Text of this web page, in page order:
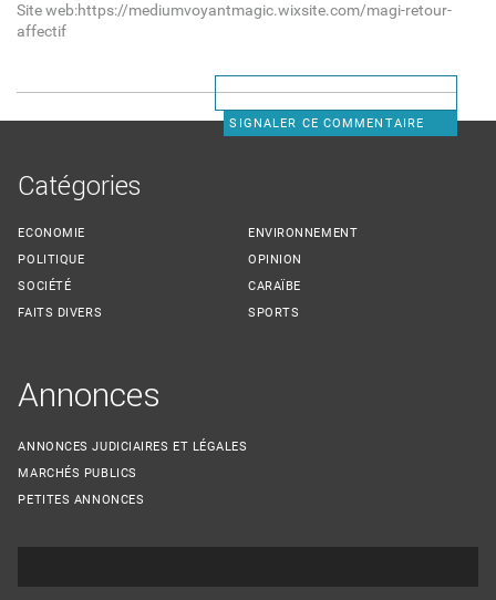
Site web:https://mediumvoyantmagic.wixsite.com/magi-retour-
affectif
SIGNALER CE COMMENTAIRE
Catégories
ECONOMIE
POLITIQUE
SOCIÉTÉ
FAITS DIVERS
ENVIRONNEMENT
OPINION
CARAÏBE
SPORTS
Annonces
ANNONCES JUDICIAIRES ET LÉGALES
MARCHÉS PUBLICS
PETITES ANNONCES